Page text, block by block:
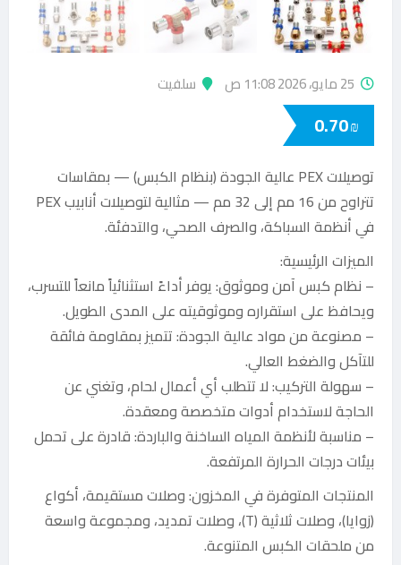
25 مايو، 2026 11:08 ص سلفيت
0.70₪
توصيلات PEX عالية الجودة (بنظام الكبس) — بمقاسات
تتراوح من 16 مم إلى 32 مم — مثالية لتوصيلات أنابيب PEX
في أنظمة السباكة، والصرف الصحي، والتدفئة.
الميزات الرئيسية:
– نظام كبس آمن وموثوق: يوفر أداءً استثنائياً مانعاً للتسرب،
ويحافظ على استقراره وموثوقيته على المدى الطويل.
– مصنوعة من مواد عالية الجودة: تتميز بمقاومة فائقة
للتآكل والضغط العالي.
– سهولة التركيب: لا تتطلب أي أعمال لحام، وتغني عن
الحاجة لاستخدام أدوات متخصصة ومعقدة.
– مناسبة لأنظمة المياه الساخنة والباردة: قادرة على تحمل
بيئات درجات الحرارة المرتفعة.
المنتجات المتوفرة في المخزون: وصلات مستقيمة، أكواع
(زوايا)، وصلات ثلاثية (T)، وصلات تمديد، ومجموعة واسعة
من ملحقات الكبس المتنوعة.